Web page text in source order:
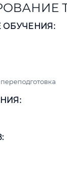
ОБУЧЕНИЯ: